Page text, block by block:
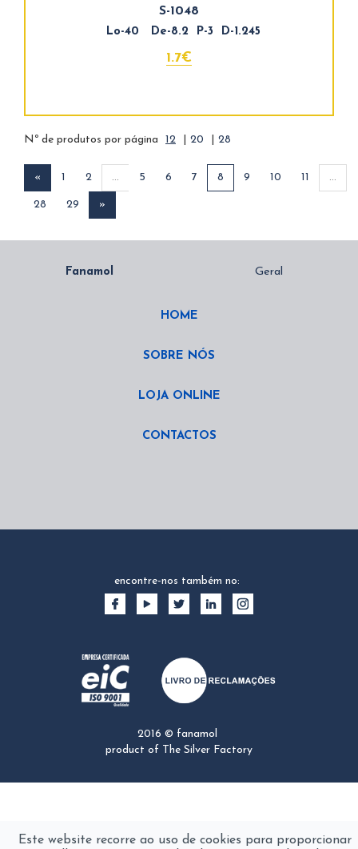
S-1048
Lo-40 De-8.2 P-3 D-1.245
1.7€
Nº de produtos por página 12 20 28
« 1 2 ... 5 6 7 8 9 10 11 ...
28 29 »
HOME
SOBRE NÓS
LOJA ONLINE
CONTACTOS
encontre-nos também no:
2016 © fanamol
product of
The Silver Factory
Este website recorre ao uso de cookies para proporcionar